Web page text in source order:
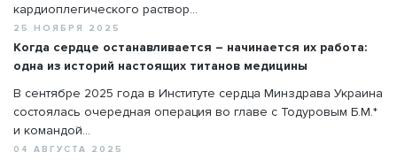
кардиоплегического раствор...
25 НОЯБРЯ 2025
Когда сердце останавливается – начинается их работа:
одна из историй настоящих титанов медицины
В сентябре 2025 года в Институте сердца Минздрава Украина
состоялась очередная операция во главе с Тодуровым Б.М.*
и командой...
04 АВГУСТА 2025